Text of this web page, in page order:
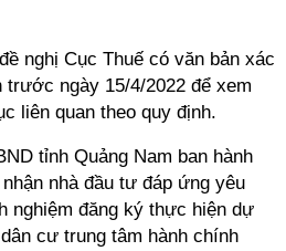
nghị Cục Thuế có văn bản xác
trước ngày 15/4/2022 để xem
liên quan theo quy định.
tỉnh Quảng Nam ban hành
nhà đầu tư đáp ứng yêu
nghiệm đăng ký thực hiện dự
cư trung tâm hành chính